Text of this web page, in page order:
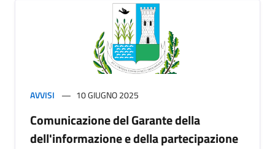
AVVISI 10 GIUGNO 2025
Comunicazione del Garante della
dell'informazione e della partecipazione